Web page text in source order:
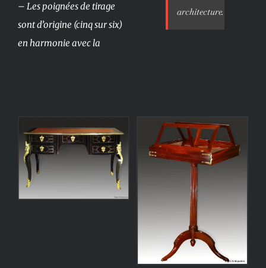
– Les poignées de tirage
sont d’origine (cinq sur six)
en harmonie avec la
architecture.